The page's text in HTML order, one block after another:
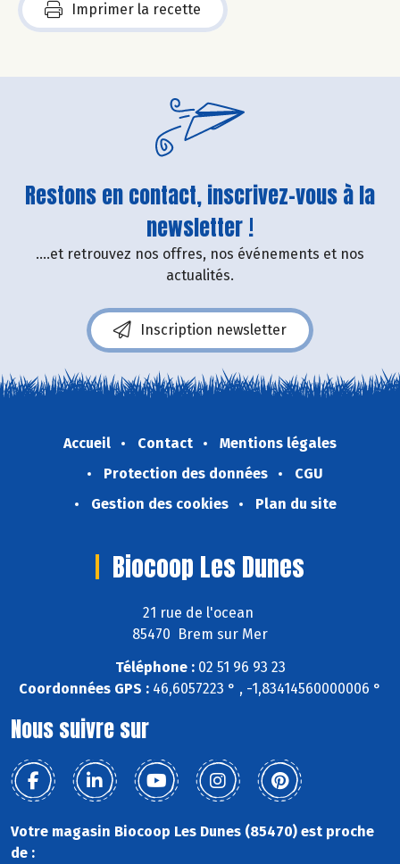
Imprimer la recette
Restons en contact, inscrivez-vous à la
newsletter !
....et retrouvez nos offres, nos événements et nos
actualités.
Inscription newsletter
Accueil Contact
Mentions légales
Protection des données
CGU
Gestion des cookies
Plan du site
Biocoop Les Dunes
21 rue de l'ocean
85470 Brem sur Mer
Téléphone :02 51 96 93 23
Coordonnées GPS : 46,6057223 ° , -1,83414560000006 °
Nous suivre sur
Votre magasin Biocoop Les Dunes (85470) est proche
de :